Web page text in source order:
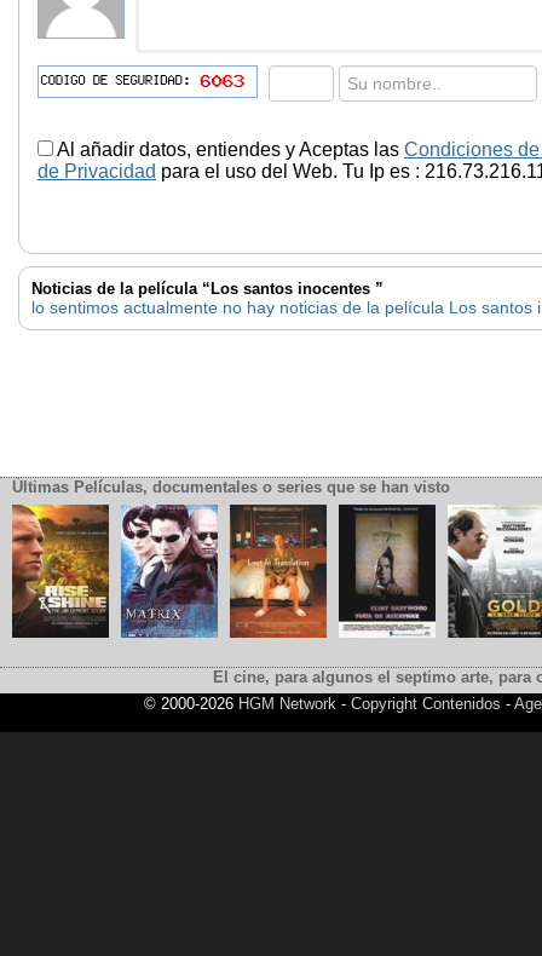
Al añadir datos, entiendes y Aceptas las Condiciones
de Privacidad para el uso del Web. Tu Ip es :
Noticias de la película “Los santos inocentes ”
lo sentimos actualmente no hay noticias de la película Los santos
Últimas Películas, documentales o series que se han visto
El cine, para algunos el septimo arte,
© 2000-2026 HGM Network- Copyright Contenidos -